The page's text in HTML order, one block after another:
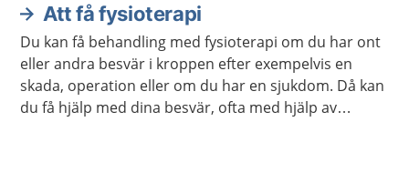
Att få fysioterapi
Du kan få behandling med fysioterapi om du har ont
eller andra besvär i kroppen efter exempelvis en
skada, operation eller om du har en sjukdom. Då kan
du få hjälp med dina besvär, ofta med hjälp av